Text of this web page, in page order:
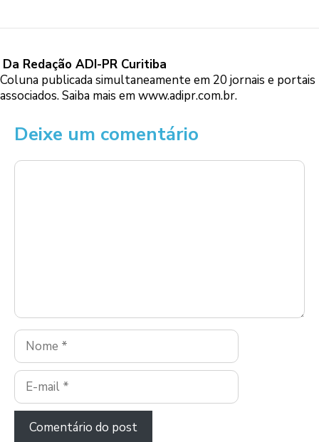
Da Redação ADI-PR Curitiba
Coluna publicada simultaneamente em 20 jornais e portais
associados. Saiba mais emwww.adipr.com.br.
Deixe um comentário
Comentário
Nome
E-
mail